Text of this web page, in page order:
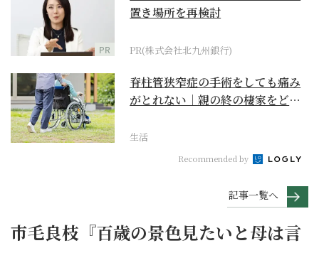
PR
置き場所を再検討
PR(株式会社北九州銀行)
脊柱管狭窄症の手術をしても痛み
がとれない｜親の終の棲家をどう
生活
Recommended by
記事一覧へ
市毛良枝『百歳の景色見たいと母は言